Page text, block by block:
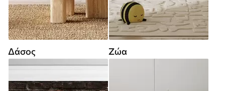
Δάσος Ζώα